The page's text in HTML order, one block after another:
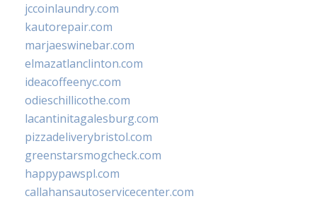
jccoinlaundry.com
kautorepair.com
marjaeswinebar.com
elmazatlanclinton.com
ideacoffeenyc.com
odieschillicothe.com
lacantinitagalesburg.com
pizzadeliverybristol.com
greenstarsmogcheck.com
happypawspl.com
callahansautoservicecenter.com